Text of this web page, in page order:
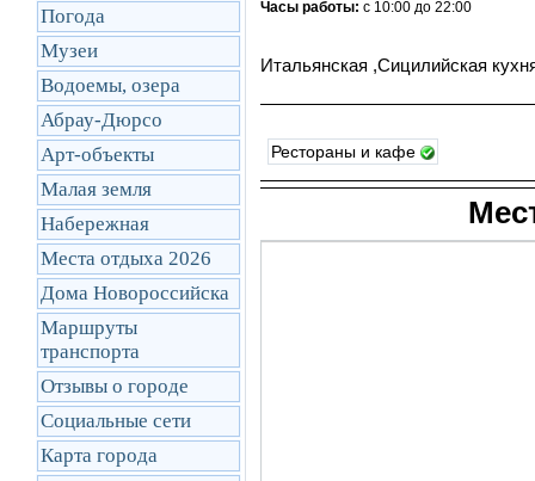
Погода
Музеи
Водоемы, озера
Абрау-Дюрсо
Арт-объекты
Малая земля
Набережная
Места отдыха 2026
Дома Новороссийска
Маршруты
транcпорта
Отзывы о городе
Социальные сети
Карта города
Часы работы: с 10:00 до 22:00
Итальянская ,Сицилийская
Рестораны и кафе